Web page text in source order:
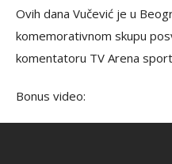
Ovih dana Vučević je u
komemorativnom skupu
komentatoru TV Arena
Bonus video: